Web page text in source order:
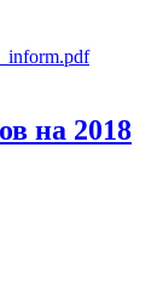
на 2018